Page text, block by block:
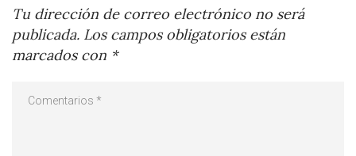
Tu dirección de correo electrónico no será
publicada. Los campos obligatorios están
marcados con *